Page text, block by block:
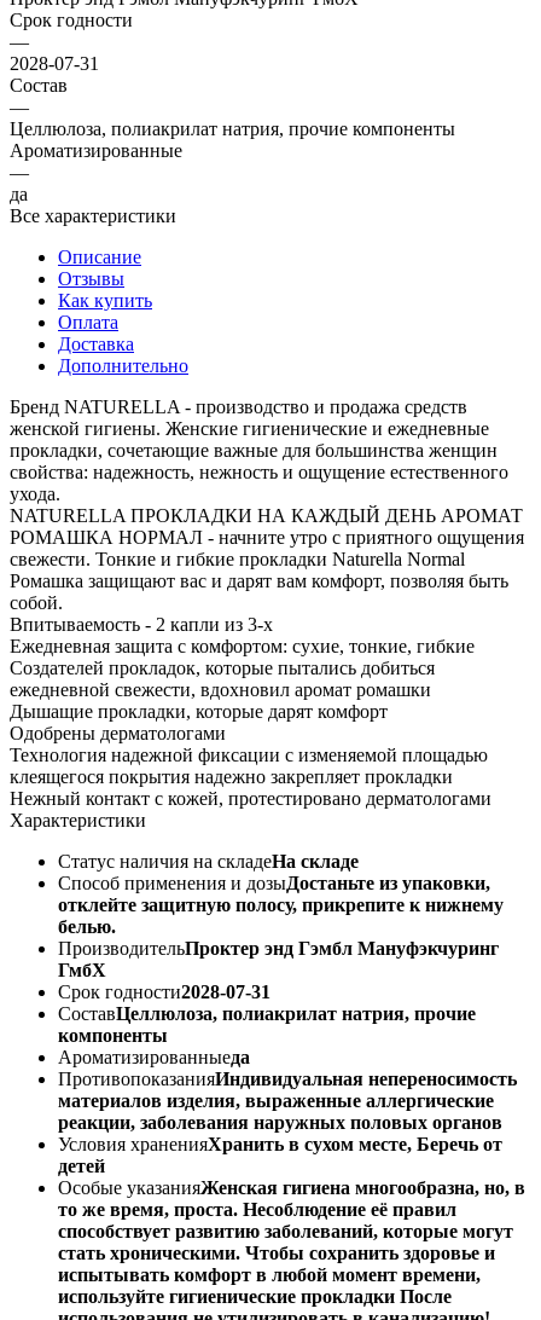
Срок годности
—
2028-07-31
Состав
—
Целлюлоза, полиакрилат натрия, прочие компоненты
Ароматизированные
—
да
Все характеристики
Описание
Отзывы
Как купить
Оплата
Доставка
Дополнительно
Бренд NATURELLA - производство и продажа средств
женской гигиены. Женские гигиенические и ежедневные
прокладки, сочетающие важные для большинства женщин
свойства: надежность, нежность и ощущение естественного
ухода.
NATURELLA ПРОКЛАДКИ НА КАЖДЫЙ ДЕНЬ АРОМАТ
РОМАШКА НОРМАЛ - начните утро с приятного ощущения
свежести. Тонкие и гибкие прокладки Naturella Normal
Ромашка защищают вас и дарят вам комфорт, позволяя быть
собой.
Впитываемость - 2 капли из 3-х
Ежедневная защита с комфортом: сухие, тонкие, гибкие
Создателей прокладок, которые пытались добиться
ежедневной свежести, вдохновил аромат ромашки
Дышащие прокладки, которые дарят комфорт
Одобрены дерматологами
Технология надежной фиксации с изменяемой площадью
клеящегося покрытия надежно закрепляет прокладки
Нежный контакт с кожей, протестировано дерматологами
Характеристики
Статус наличия на складеНа складе
Способ применения и дозыДостаньте из упаковки,
отклейте защитную полосу, прикрепите к нижнему
белью.
ПроизводительПроктер энд Гэмбл Мануфэкчуринг
ГмбХ
Срок годности2028-07-31
СоставЦеллюлоза, полиакрилат натрия, прочие
компоненты
Ароматизированныеда
ПротивопоказанияИндивидуальная непереносимость
материалов изделия, выраженные аллергические
реакции, заболевания наружных половых органов
Условия храненияХранить в сухом месте, Беречь от
детей
Особые указанияЖенская гигиена многообразна, но, в
то же время, проста. Несоблюдение её правил
способствует развитию заболеваний, которые могут
стать хроническими. Чтобы сохранить здоровье и
испытывать комфорт в любой момент времени,
используйте гигиенические прокладки После